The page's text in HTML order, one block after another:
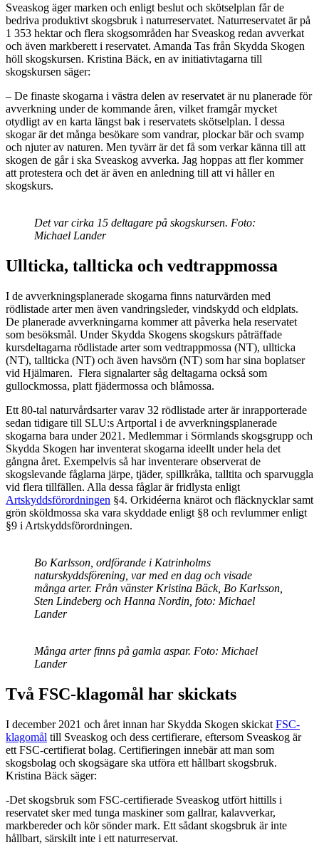
Sveaskog äger marken och enligt beslut och skötselplan får de
bedriva produktivt skogsbruk i naturreservatet. Naturreservatet är på
1 353 hektar och flera skogsområden har Sveaskog redan avverkat
och även markberett i reservatet. Amanda Tas från Skydda Skogen
höll skogskursen. Kristina Bäck, en av initiativtagarna till
skogskursen säger:
– De finaste skogarna i västra delen av reservatet är nu planerade för
avverkning under de kommande åren, vilket framgår mycket
otydligt av en karta längst bak i reservatets skötselplan. I dessa
skogar är det många besökare som vandrar, plockar bär och svamp
och njuter av naturen. Men tyvärr är det få som verkar känna till att
skogen de går i ska Sveaskog avverka. Jag hoppas att fler kommer
att protestera och det är även en anledning till att vi håller en
skogskurs.
Det var cirka 15 deltagare på skogskursen. Foto:
Michael Lander
Ullticka, tallticka och vedtrappmossa
I de avverkningsplanerade skogarna finns naturvärden med
rödlistade arter men även vandringsleder, vindskydd och eldplats.
De planerade avverkningarna kommer att påverka hela reservatet
som besöksmål. Under Skydda Skogens skogskurs påträffade
kursdeltagarna rödlistade arter som vedtrappmossa (NT), ullticka
(NT), tallticka (NT) och även havsörn (NT) som har sina boplatser
vid Hjälmaren. Flera signalarter såg deltagarna också som
gullockmossa, platt fjädermossa och blåmossa.
Ett 80-tal naturvårdsarter varav 32 rödlistade arter är inrapporterade
sedan tidigare till SLU:s Artportal i de avverkningsplanerade
skogarna bara under 2021. Medlemmar i Sörmlands skogsgrupp och
Skydda Skogen har inventerat skogarna ideellt under hela det
gångna året. Exempelvis så har inventerare observerat de
skogslevande fåglarna järpe, tjäder, spillkråka, talltita och sparvuggla
vid flera tillfällen. Alla dessa fåglar är fridlysta enligt
Artskyddsförordningen §4. Orkidéerna knärot och fläcknycklar samt
grön sköldmossa ska vara skyddade enligt §8 och revlummer enligt
§9 i Artskyddsförordningen.
Bo Karlsson, ordförande i Katrinholms
naturskyddsförening, var med en dag och visade
många arter. Från vänster Kristina Bäck, Bo Karlsson,
Sten Lindeberg och Hanna Nordin, foto: Michael
Lander
Många arter finns på gamla aspar. Foto: Michael
Lander
Två FSC-klagomål har skickats
I december 2021 och året innan har Skydda Skogen skickat FSC-
klagomål till Sveaskog och dess certifierare, eftersom Sveaskog är
ett FSC-certifierat bolag. Certifieringen innebär att man som
skogsbolag och skogsägare ska utföra ett hållbart skogsbruk.
Kristina Bäck säger:
-Det skogsbruk som FSC-certifierade Sveaskog utfört hittills i
reservatet sker med tunga maskiner som gallrar, kalavverkar,
markbereder och kör sönder mark. Ett sådant skogsbruk är inte
hållbart, särskilt inte i ett naturreservat.